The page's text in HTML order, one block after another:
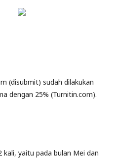
(disubmit) sudah dilakukan
dengan 25% (Turnitin.com).
kali, yaitu pada bulan Mei dan